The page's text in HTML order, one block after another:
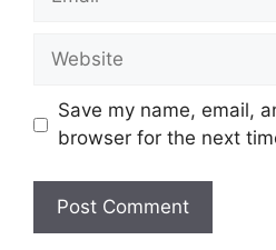
Website
Save my name, email,
browser for the next